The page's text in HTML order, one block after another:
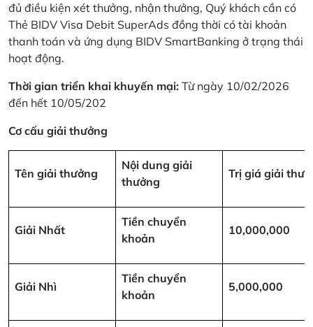
đủ điều kiện xét thưởng, nhận thưởng, Quý khách cần có
Thẻ BIDV Visa Debit SuperAds đồng thời có tài khoản
thanh toán và ứng dụng BIDV SmartBanking ở trạng thái
hoạt động.
Thời gian triển khai khuyến mại: Từ ngày 10/02/2026
đến hết 10/05/202
Cơ cấu giải thưởng
Tên giải thưởng
Nội dung giải
thưởng
Trị giá giải
Giải Nhất
Tiền chuyển
khoản
10,000,000
Giải Nhì
Tiền chuyển
khoản
5,000,000